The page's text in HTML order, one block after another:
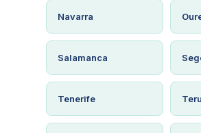
Navarra
Salamanca
Tenerife